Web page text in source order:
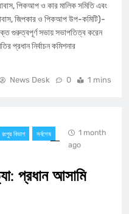
পিকআপ ও কার মালিক সমিতি এবং
জিপকার ও পিকআপ উপ-কমিটি)-
গুরুত্বপূর্ণ সভায় সভাপতিত্ব করেন
প্রধান নির্বাচন কমিশনার
News Desk 0 1 mins
রংপুর বিভাগ
সর্বশেষ
1 month
ago
প্রধান আসামি